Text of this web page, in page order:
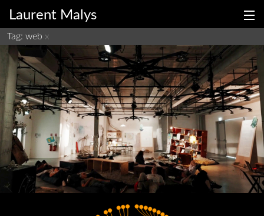
Laurent Malys
fr en
Tag: web x
La Rivière des Voix
expositiondatavizweb
Le Catalogue des Solutions Fondées sur